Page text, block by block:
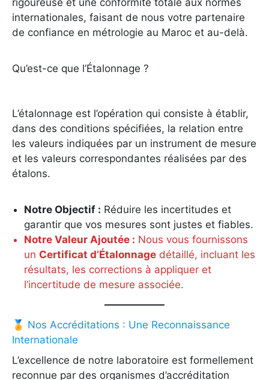
internationales, faisant de nous votre partenaire
de confiance en métrologie au Maroc et au-delà.
Qu’est-ce que l’Étalonnage ?
L’étalonnage est l’opération qui consiste à établir,
dans des conditions spécifiées, la relation entre
les valeurs indiquées par un instrument de mesure
et les valeurs correspondantes réalisées par des
étalons.
Notre Objectif : Réduire les incertitudes et
garantir que vos mesures sont justes et fiables.
Notre Valeur Ajoutée : Nous vous fournissons
un Certificat d’Étalonnage détaillé, incluant les
résultats, les corrections à appliquer et
l’incertitude de mesure associée.
🏅 Nos Accréditations : Une Reconnaissance
Internationale
L’excellence de notre laboratoire est formellement
reconnue par des organismes d’accréditation